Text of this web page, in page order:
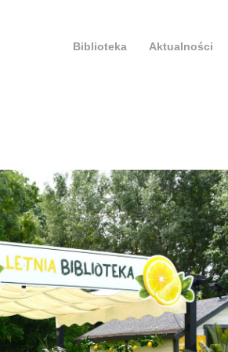
Biblioteka Aktualności